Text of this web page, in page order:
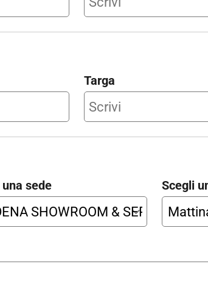
Targa
sede Scegli